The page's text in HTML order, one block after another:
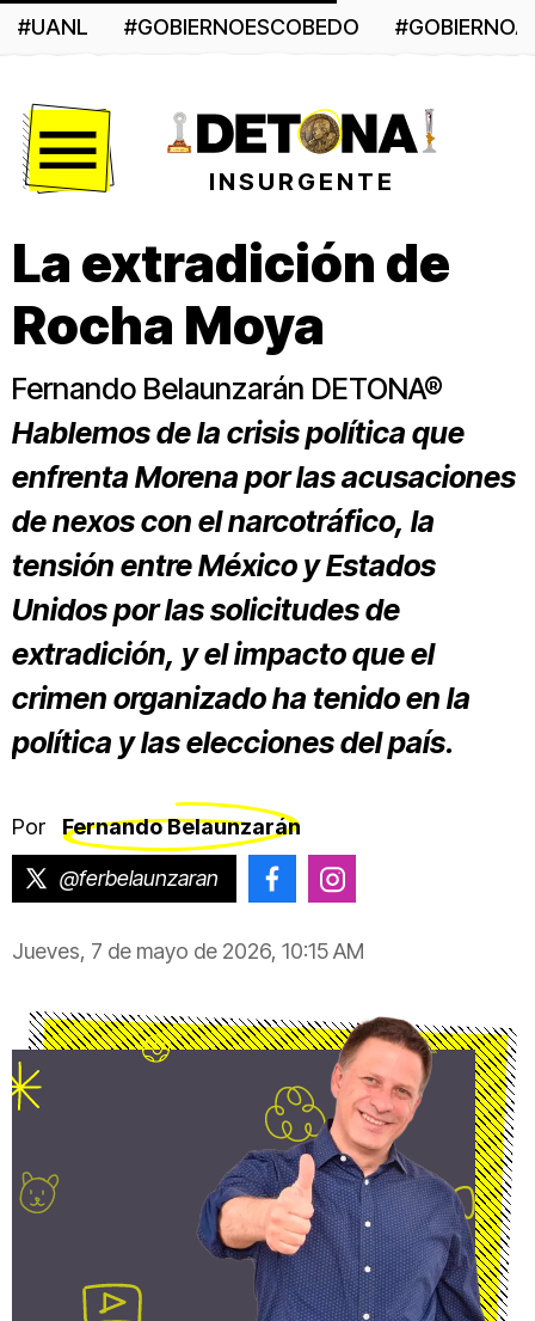
#UANL #GOBIERNOESCOBEDO
INSURGENTE
La extradición de
Rocha Moya
Fernando Belaunzarán DETONA®
Hablemos de la crisis política que
enfrenta Morena por las acusaciones
de nexos con el narcotráfico, la
tensión entre México y Estados
Unidos por las solicitudes de
extradición, y el impacto que el
crimen organizado ha tenido en la
política y las elecciones del país.
Por Fernando Belaunzarán
@ferbelaunzaran @belaunzaran.fernando
Jueves, 7 de mayo de 2026, 10:15 AM